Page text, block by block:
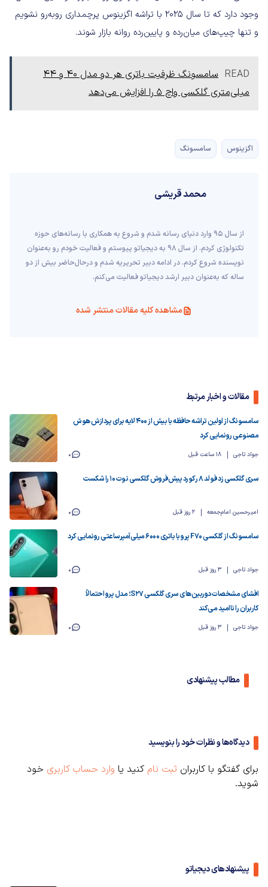
وجود دارد که تا سال 2025 با تراشه اگزینوس پرچمداری روبه‌رو نشویم
و تنها چیپ‌های میان‌رده و پایین‌رده روانه بازار شوند.
READ
سامسونگ ظرفیت باتری هر دو مدل 40 و 44
میلی‌متری گلکسی واچ 5 را افزایش می‌دهد
اگزینوس سامسونگ
محمد قریشی
از سال ۹۵ وارد دنیای رسانه‌ شدم و شروع به همکاری با رسانه‌های حوزه
تکنولوژی کردم. از سال ۹۸ به دیجیاتو پیوستم و فعالیت خودم رو به‌عنوان
نویسنده شروع کردم. در ادامه دبیر تحریریه شدم و درحال‌حاضر بیش از دو
ساله که به‌عنوان دبیر ارشد دیجیاتو فعالیت می‌کنم.
مشاهده کلیه مقالات منتشر شده
مقالات و اخبار مرتبط
سامسونگ از اولین تراشه حافظه با بیش از ۴۰۰ لایه برای پردازش هوش
مصنوعی رونمایی کرد
جواد تاجی 18 ساعت قبل 0
سری گلکسی زد فولد ۸ رکورد پیش‌فروش گلکسی نوت ۱۰ را شکست
امیرحسین امام‌جمعه 2 روز قبل 0
سامسونگ از گلکسی F70 پرو با باتری ۶۰۰۰ میلی‌آمپرساعتی رونمایی کرد
جواد تاجی 3 روز قبل 0
افشای مشخصات دوربین‌های سری گلکسی S27؛ مدل پرو احتمالاً
کاربران را ناامید می‌کند
جواد تاجی 3 روز قبل 0
مطالب پیشنهادی
دیدگاه‌ها و نظرات خود را بنویسید
برای گفتگو با کاربران ثبت نام کنید یا وارد حساب کاربری خود
شوید.
پیشنهادهای دیجیاتو